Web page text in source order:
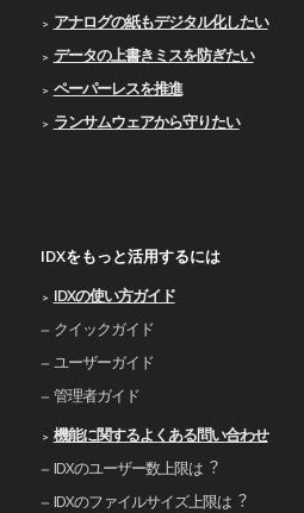
アナログの紙もデジタル化したい
データの上書きミスを防ぎたい
ペーパーレスを推進
ランサムウェアから守りたい
IDXをもっと活用するには
IDXの使い⽅ガイド
クイックガイド
ユーザーガイド
管理者ガイド
機能に関するよくある問い合わせ
IDXのユーザー数上限は︖
IDXのファイルサイズ上限は︖